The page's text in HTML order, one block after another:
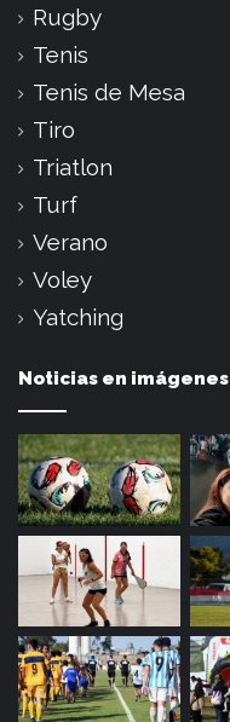
Rugby
Tenis
Tenis de Mesa
Tiro
Triatlon
Turf
Verano
Voley
Yatching
Noticias en imágenes